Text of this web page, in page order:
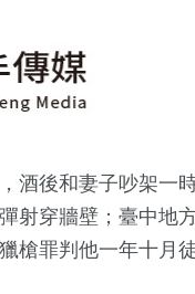
酒後和妻子吵架一
射穿牆壁；臺中地
槍罪判他一年十月